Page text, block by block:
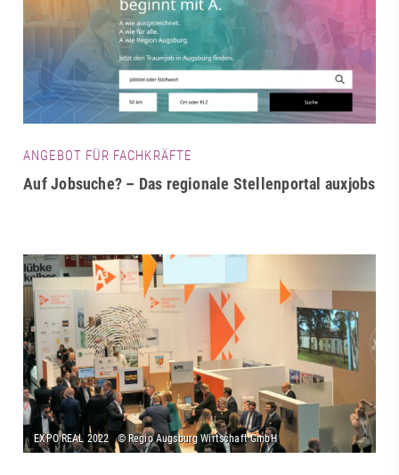
ANGEBOT FÜR FACHKRÄFTE
Auf Jobsuche? – Das regionale Stellenportal auxjobs